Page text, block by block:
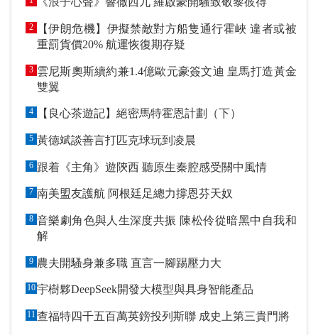
2
【伊朗危機】伊擬禁敵對方船隻通行霍峽 違者或被
重罰貨價20% 航運恢復期存疑
3 雲尼斯奧斯續約兼1.4億歐元豪簽文迪 皇馬打造黃金
雙翼
4 【良心茶遊記】絕密馬特霍恩計劃（下）
5 黃德斌談善言打匹克球玩到凌晨
6 跟着《主角》遊陝西 聽原生秦腔感受關中風情
7 南美盟友護航 阿根廷足總力撐恩芬天奴
8 音樂劇角色與人生深度共振 陳松伶從暗黑中自我和
解
9 農夫開騷身兼多職 直言一腳踢壓力大
10宇樹夥DeepSeek開發大模型與具身智能產品
11 查福特四千五百萬英鎊投列斯聯 成史上第三貴門將